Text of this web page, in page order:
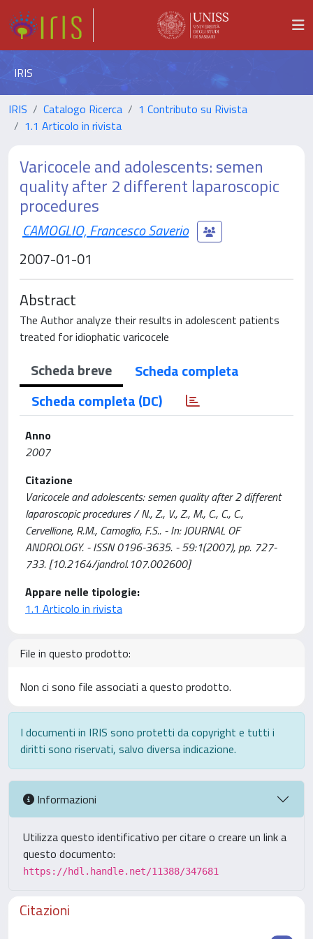
IRIS
IRIS Catalogo Ricerca
1 Contributo su Rivista
1.1 Articolo in rivista
Varicocele and adolescents: semen
quality after 2 different laparoscopic
procedures
CAMOGLIO, Francesco Saverio
2007-01-01
Abstract
The Author analyze their results in adolescent patients
treated for idiophatic varicocele
Scheda breve
Scheda completa
Scheda completa (DC)
Anno
2007
Citazione
Varicocele and adolescents: semen quality after 2 different
laparoscopic procedures / N., Z., V., Z., M., C., C., C.,
Cervellione, R.M., Camoglio, F.S.. - In: JOURNAL OF
ANDROLOGY. - ISSN 0196-3635. - 59:1(2007), pp. 727-
733. [10.2164/jandrol.107.002600]
Appare nelle tipologie:
1.1 Articolo in rivista
File in questo prodotto:
Non ci sono file associati a questo prodotto.
I documenti in IRIS sono protetti da copyright e tutti i
diritti sono riservati, salvo diversa indicazione.
Informazioni
Utilizza questo identificativo per citare o creare un link a
questo documento:
https://hdl.handle.net/11388/347681
Citazioni